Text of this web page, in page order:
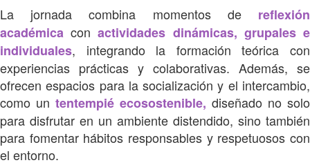
La jornada combina momentos de reflexión
académica conactividades dinámicas, grupales e
individuales, integrando la formación teórica con
experiencias prácticas y colaborativas. Además, se
ofrecen espacios para la socialización y el intercambio,
como un tentempié ecosostenible, diseñado no solo
para disfrutar en un ambiente distendido, sino también
para fomentar hábitos responsables y respetuosos con
el entorno.